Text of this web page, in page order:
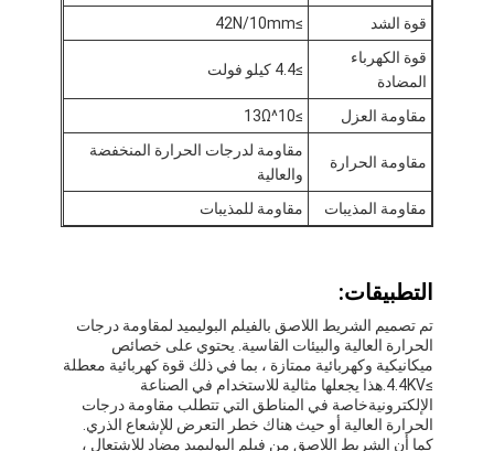
ورق الكرافت ذو الوجه احباط
قماش الألياف الزجاجية رقائق الألومنيوم
شريط احباط سكريم
شريط لاصق من القماش
شريط لاصق مزدوج الجوانب
لوح العزل الكهربائي
قوة الشد
≥42N/10mm
قوة الكهرباء
المضادة
≥4.4 كيلو فولت
مقاومة العزل ≥10^13Ω
مقاومة الحرارة
مقاومة لدرجات الحرارة المنخفضة
والعالية
مقاومة المذيبات
مقاومة للمذيبات
التطبيقات:
تم تصميم الشريط اللاصق بالفيلم البوليميد لمقاومة درجات
الحرارة العالية والبيئات القاسية. يحتوي على خصائص
ميكانيكية وكهربائية ممتازة ، بما في ذلك قوة كهربائية معطلة
≥4.4KV.هذا يجعلها مثالية للاستخدام في الصناعة
الإلكترونيةخاصة في المناطق التي تتطلب مقاومة درجات
الحرارة العالية أو حيث هناك خطر التعرض للإشعاع الذري.
كما أن الشريط اللاصق من فيلم البوليميد مضاد للاشتعال ،